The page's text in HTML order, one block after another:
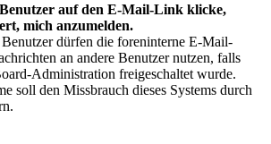
auf den E-Mail-Link klicke,
mich anzumelden.
dürfen die foreninterne E-Mail-
an andere Benutzer nutzen, falls
Administration freigeschaltet wurde.
soll den Missbrauch dieses Systems durch